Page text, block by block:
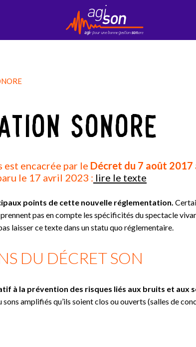
Contact
SONORE
encacrée par le Décret du 7 août 2017
le 17 avril 2023 : lire le texte
points de cette nouvelle réglementation.
pas en compte les spécificités du spectacle
laisser ce texte dans un statu quo réglementaire.
DU DÉCRET SON
à la prévention des risques liés aux bruits et aux
amplifiés qu’ils soient clos ou ouverts (salles de